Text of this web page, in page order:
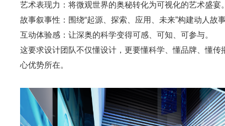
艺术表现力：将微观世界的奥秘转化为可视化的艺术盛宴
故事叙事性：围绕“起源、探索、应用、未来”构建动人故
互动体验感：让深奥的科学变得可感、可知、可参与。
这要求设计团队不仅懂设计，更要懂科学、懂品牌、懂传
心优势所在。